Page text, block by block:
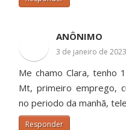
ANÔNIMO
3 de janeiro de
Me chamo Clara, tenho
Mt, primeiro emprego,
no periodo da manhã,
Responder